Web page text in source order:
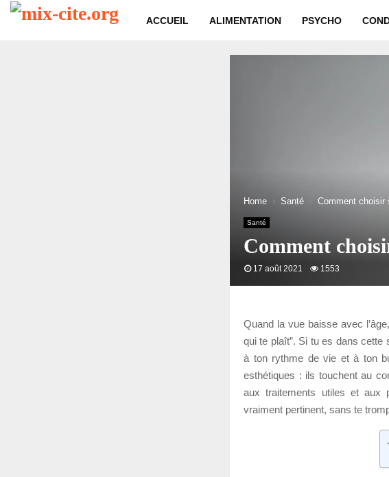
ACCUEIL ALIMENTATION PSYCHO
Home Santé Comment choisir
Santé
Comment
17 août 2021 1553
Quand la vue baisse avec
qui te plaît”. Si tu es dans cette
à ton rythme de vie et à ton
esthétiques : ils touchent au
aux traitements utiles et aux
vraiment pertinent, sans te